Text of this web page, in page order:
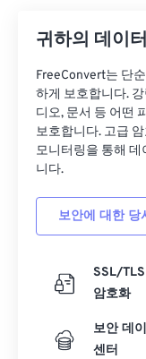
귀하의 데이
FreeConvert는 단
하게 보호합니다.
디오, 문서 등 어떤
보호합니다. 고급
모니터링을 통해
니다.
보안에 대한 당
SSL/TLS
암호화
보안 데
센터